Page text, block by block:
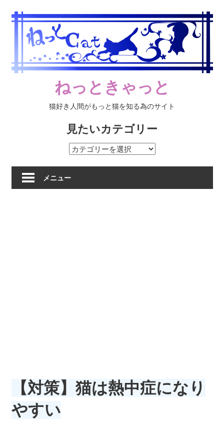
ねっときゃっと
猫好き人間がもっと猫を知る為のサイト
見たいカテゴリー
見
カ
メニュー
【対策】猫は熱中症になり
やすい